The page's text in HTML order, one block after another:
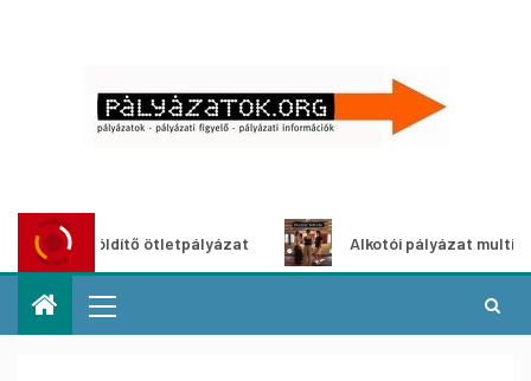
ötletpályázat Alkotói pályázat multimédia-